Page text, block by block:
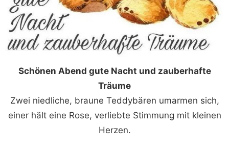
Schönen Abend gute Nacht und zauberhafte
Träume
Zwei niedliche, braune Teddybären umarmen sich,
einer hält eine Rose, verliebte Stimmung mit kleinen
Herzen.